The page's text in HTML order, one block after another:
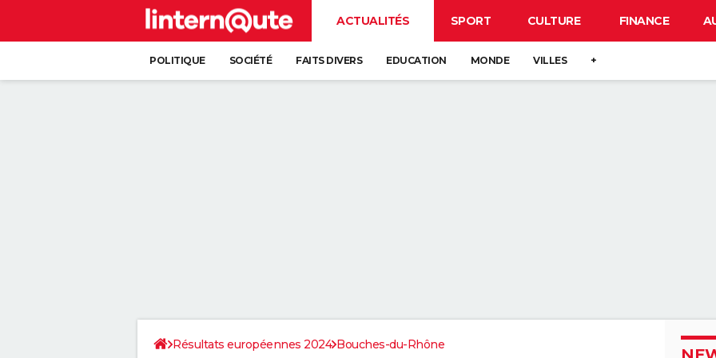
ACTUALITÉS SPORT CULTURE FINANCE
POLITIQUE SOCIÉTÉ FAITS DIVERS EDUCATION MONDE VILLES +
Résultats européennes 2024 Bouches-du-Rhône